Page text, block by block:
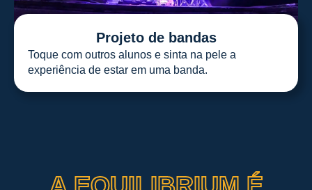
Projeto de bandas
Toque com outros alunos e sinta na pele a
experiência de estar em uma banda.